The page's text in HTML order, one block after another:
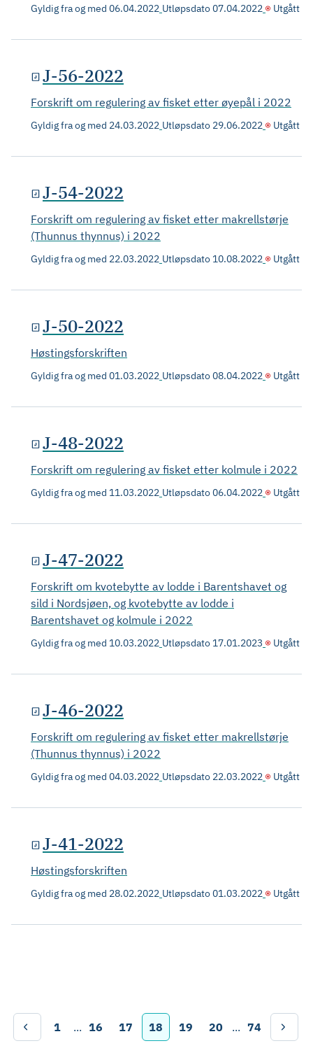
Gyldig fra og med 06.04.2022 Utløpsdato07.04.2022 Utgått
J-56-2022
Forskrift om regulering av fisket etter øyepål i 2022
Gyldig fra og med 24.03.2022 Utløpsdato 29.06.2022 Utgått
J-54-2022
Forskrift om regulering av fisket etter makrellstørje
(Thunnus thynnus) i 2022
Gyldig fra og med 22.03.2022 Utløpsdato 10.08.2022 Utgått
J-50-2022
Høstingsforskriften
Gyldig fra og med 01.03.2022 Utløpsdato08.04.2022 Utgått
J-48-2022
Forskrift om regulering av fisket etter kolmule i 2022
Gyldig fra og med 11.03.2022 Utløpsdato06.04.2022 Utgått
J-47-2022
Forskrift om kvotebytte av lodde i Barentshavet og
sild i Nordsjøen, og kvotebytte av lodde i
Barentshavet og kolmule i 2022
Gyldig fra og med 10.03.2022 Utløpsdato 17.01.2023 Utgått
J-46-2022
Forskrift om regulering av fisket etter makrellstørje
(Thunnus thynnus) i 2022
Gyldig fra og med 04.03.2022 Utløpsdato 22.03.2022 Utgått
J-41-2022
Høstingsforskriften
Gyldig fra og med 28.02.2022 Utløpsdato01.03.2022 Utgått
1 ... 16 17 18 19 20 ... 74